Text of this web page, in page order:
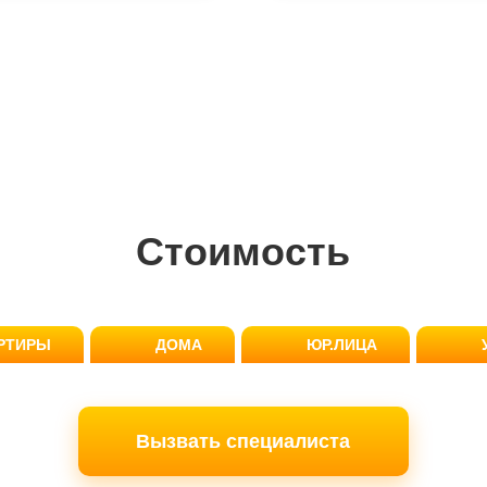
Стоимость
ДОМА ЮР.ЛИЦА
Вызвать специалиста